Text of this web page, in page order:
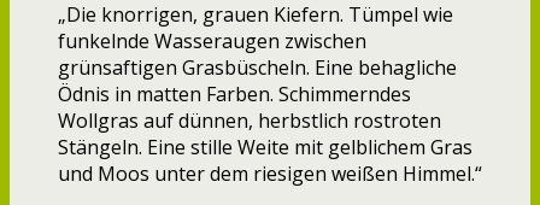
„Die knorrigen, grauen Kiefern. Tümpel wie
funkelnde Wasseraugen zwischen
grünsaftigen Grasbüscheln. Eine behagliche
Ödnis in matten Farben. Schimmerndes
Wollgras auf dünnen, herbstlich rostroten
Stängeln. Eine stille Weite mit gelblichem Gras
und Moos unter dem riesigen weißen Himmel.“